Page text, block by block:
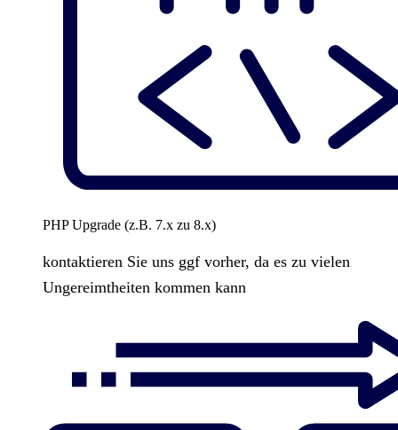
PHP Upgrade (z.B. 7.x zu 8.x)
kontaktieren Sie uns ggf vorher, da es zu vielen
Ungereimtheiten kommen kann